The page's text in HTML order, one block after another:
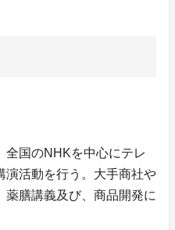
全国のNHKを中心にテレ
演活動を行う。大手商社や
薬膳講義及び、商品開発に